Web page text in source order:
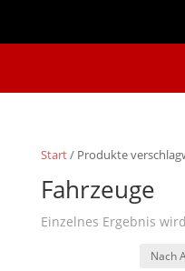
Start/ Produkte
Fahrzeuge
Einzelnes Ergebnis